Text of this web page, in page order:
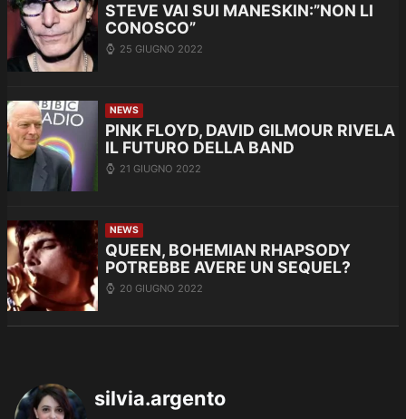
STEVE VAI SUI MANESKIN:”NON LI
CONOSCO”
25 GIUGNO 2022
NEWS
PINK FLOYD, DAVID GILMOUR RIVELA
IL FUTURO DELLA BAND
21 GIUGNO 2022
NEWS
QUEEN, BOHEMIAN RHAPSODY
POTREBBE AVERE UN SEQUEL?
20 GIUGNO 2022
silvia.argento